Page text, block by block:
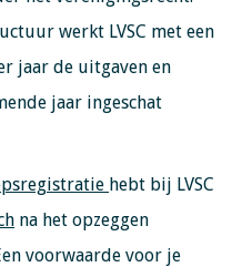
werkt LVSC met een
jaar de uitgaven en
jaar ingeschat
hebt bij LVSC
na het opzeggen
voorwaarde voor je